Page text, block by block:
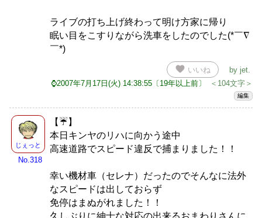
ライブの打ち上げ終わって明け方家に帰り
眠い目をこすりながら洗車をしたのでした(*￣∇
￣*)
favorite いいね by jet
⌚2007年7月17日(火) 14:38:55〔19年以上前〕
＜104文字＞
編集
じぇっと
No.318
【☔】
本日キンヤのリハに向かう途中
高速道路でスピード違反で捕まりました！！
幸い機材車（セレナ）だったのでそんなに法外
なスピードは出しておらず
免停はまぬがれました！！
久しぶりに紳士な対応の出来るおまわりさんに